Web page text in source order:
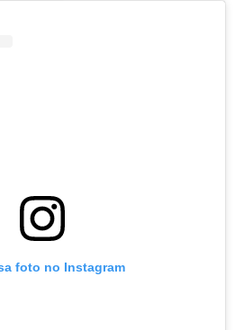
foto no Instagram